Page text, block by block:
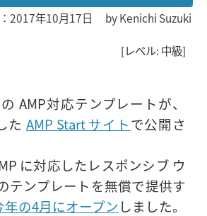
2017年10月17日 byKenichi Suzuki
[レベル: 中級]
AMP対応テンプレートが、
た AMP Start サイトで公開さ
に対応したレスポンシブ ウ
テンプレートを無償で提供す
年の4月にオープン しました。